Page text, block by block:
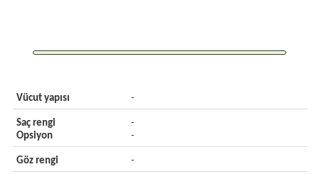
Vücut yapısı -
Saç rengi
Opsiyon
-
-
Göz rengi -